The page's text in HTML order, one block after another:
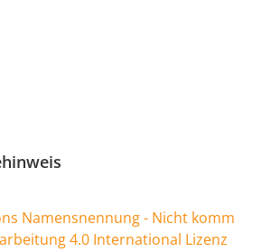
Namensnennung - Nicht komm
4.0 International Lizenz